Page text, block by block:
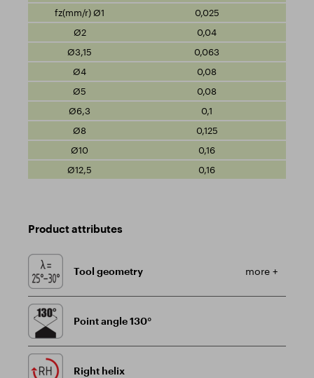
0,025
0,04
0,063
0,08
0,08
0,1
0,125
0,16
0,16
Product attributes
Tool geometry more +
Point angle 130°
Right helix